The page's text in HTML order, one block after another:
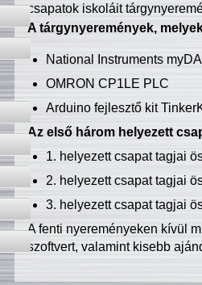
csapatok iskoláit
A tárgynyeremények,
National Instruments
OMRON CP1LE PLC
Arduino fejlesztő kit
Az első három helyezett
1. helyezett csapat tagjai
2. helyezett csapat tagjai
3. helyezett csapat tagjai
A fenti nyereményeken kívül
szoftvert, valamint kisebb